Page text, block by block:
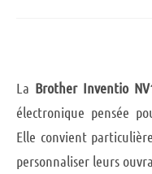
La Brother Inventio
électronique pensée
Elle convient
personnaliser leurs